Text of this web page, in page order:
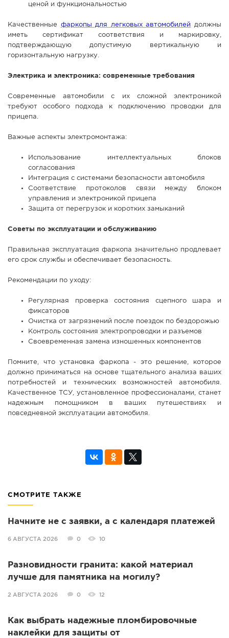
ценой и функциональностью
Качественные фаркопы для легковых автомобилей
должны
иметь сертификат соответствия и маркировку,
подтверждающую допустимую вертикальную и
горизонтальную нагрузку.
Электрика и электроника: современные требования
Современные автомобили с их сложной электроникой
требуют особого подхода к подключению проводки для
прицепа.
Важные аспекты электромонтажа:
Использование интеллектуальных блоков
согласования
Интеграция с системами безопасности автомобиля
Соответствие протоколов связи между блоком
управления и электроникой прицепа
Защита от перегрузок и коротких замыканий
Советы по эксплуатации и обслуживанию
Правильная эксплуатация фаркопа значительно продлевает
его срок службы и обеспечивает безопасность.
Рекомендации по уходу:
Регулярная проверка состояния сцепного шара и
фиксаторов
Очистка от загрязнений после поездок по бездорожью
Контроль состояния электропроводки и разъемов
Своевременная замена изношенных компонентов
Помните, что установка фаркопа - это решение, которое
должно приниматься на основе тщательного анализа ваших
потребностей и технических возможностей автомобиля.
Качественное ТСУ, установленное профессионалами, станет
надежным помощником в ваших путешествиях и
повседневной эксплуатации автомобиля.
СМОТРИТЕ ТАКЖЕ
Начните не с заявки, а с календаря платежей
6 АВГУСТА 2026 0 10
Разновидности гранита: какой материал
лучше для памятника на могилу?
2 АВГУСТА 2026 0 12
Как выбрать надежные пломбировочные
наклейки для защиты от